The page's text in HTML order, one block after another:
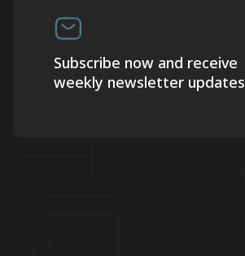
Subscribe now and receive
weekly newsletter updates